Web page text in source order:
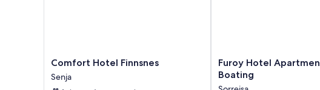
Comfort
Hotel
Finnsnes
Comfort Hotel Finnsnes
Senja
Furoy
Hotel
Apartments
Furoy Hotel
Boating